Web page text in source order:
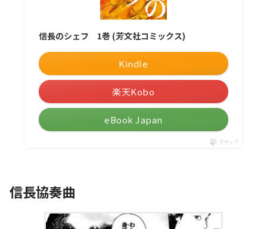
信長のシェフ 1巻 (芳文社コミックス)
Kindle
楽天Kobo
eBook Japan
ポチップ
信長協奏曲